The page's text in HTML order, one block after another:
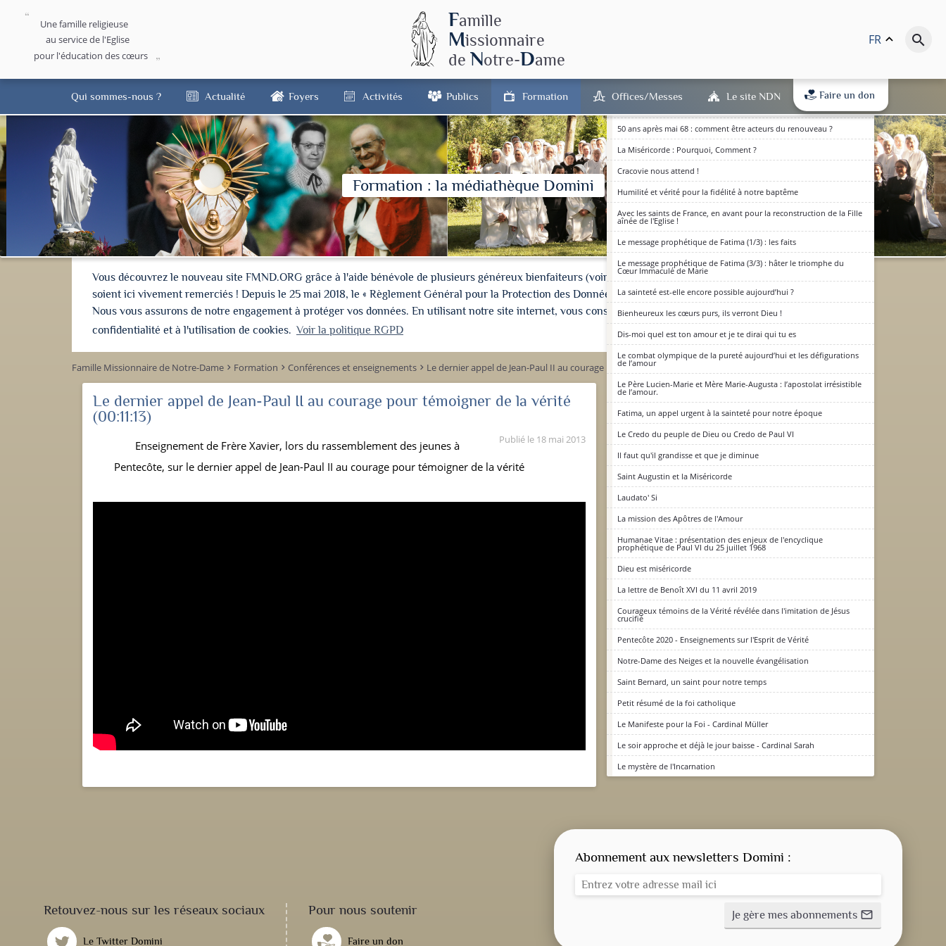
Une famille religieuse
au service de l'Eglise
pour l'éducation des cœurs
Famille
Missionnaire
de Notre-Dame
FR keyboard_arrow_up search
Qui sommes-nous ? Actualité Foyers Activités Publics Formation Offices/Messes Le site NDN Faire un don
Formation : la médiathèque Domini
Vous découvrez le nouveau site FMND.ORG grâce à l'aide bénévole de plusieurs généreux bienfaiteurs (voir les crédits en bas de page) : qu'ils
soient ici vivement remerciés ! Depuis le 25 mai 2018, le « Règlement Général pour la Protection des Données » (RGPD) est entré en vigueur.
Nous vous assurons de notre engagement à protéger vos données. En utilisant notre site internet, vous consentez à notre politique de
confidentialité et à l'utilisation de cookies. Voir la politique RGPD
D'accord
Famille Missionnaire de Notre-Dame keyboard_arrow_right Formation keyboard_arrow_right Conférences et enseignements keyboard_arrow_right Le dernier appel de Jean-Paul II au courage pour témoigner de la vérité
Le dernier appel de Jean-Paul II au courage pour témoigner de la vérité
(00:11:13)
Publié le 18 mai 2013
Enseignement de Frère Xavier, lors du rassemblement des jeunes à
Pentecôte, sur le dernier appel de Jean-Paul II au courage pour témoigner de la vérité
Les raisons et les conséquences de la crise de 1968
50 ans après mai 68 : vers un renouveau de l'Occident dans l'Esprit-
50 ans après mai 68 : comment être acteurs du renouveau ?
La Miséricorde : Pourquoi, Comment ?
Cracovie nous attend !
Humilité et vérité pour la fidélité à notre baptême
Avec les saints de France, en avant pour la reconstruction de la Fille
aînée de l'Eglise !
Le message prophétique de Fatima (1/3) : les faits
Le message prophétique de Fatima (3/3) : hâter le triomphe du
Cœur Immaculé de Marie
La sainteté est-elle encore possible aujourd’hui ?
Bienheureux les cœurs purs, ils verront Dieu !
Dis-moi quel est ton amour et je te dirai qui tu es
Le combat olympique de la pureté aujourd’hui et les défigurations
de l’amour
Le Père Lucien-Marie et Mère Marie-Augusta : l’apostolat irrésistible
de l’amour.
Fatima, un appel urgent à la sainteté pour notre époque
Le Credo du peuple de Dieu ou Credo de Paul VI
Il faut qu'il grandisse et que je diminue
Saint Augustin et la Miséricorde
Laudato' Si
La mission des Apôtres de l'Amour
Humanae Vitae : présentation des enjeux de l'encyclique
prophétique de Paul VI du 25 juillet 1968
Dieu est miséricorde
La lettre de Benoît XVI du 11 avril 2019
Courageux témoins de la Vérité révélée dans l'imitation de Jésus
crucifié
Pentecôte 2020 - Enseignements sur l'Esprit de Vérité
Notre-Dame des Neiges et la nouvelle évangélisation
Saint Bernard, un saint pour notre temps
Petit résumé de la foi catholique
Le Manifeste pour la Foi - Cardinal Müller
Le soir approche et déjà le jour baisse - Cardinal Sarah
Le mystère de l'Incarnation
Retouvez-nous sur les réseaux sociaux
Le Twitter Domini
Pour nous soutenir
Faire un don
Abonnement aux newsletters Domini :
Je gère mes abonnements mail_outline